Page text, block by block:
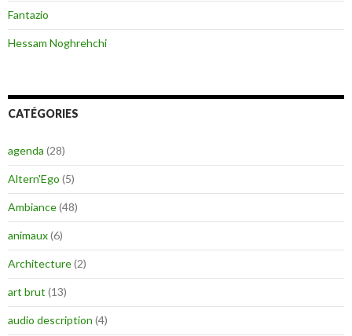
Fantazio
Hessam Noghrehchi
CATÉGORIES
agenda (28)
Altern'Ego (5)
Ambiance(48)
animaux(6)
Architecture(2)
art brut (13)
audio description (4)